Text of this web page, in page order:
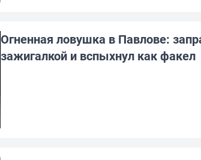
Огненная ловушка в Павлове:
зажигалкой и вспыхнул как факел